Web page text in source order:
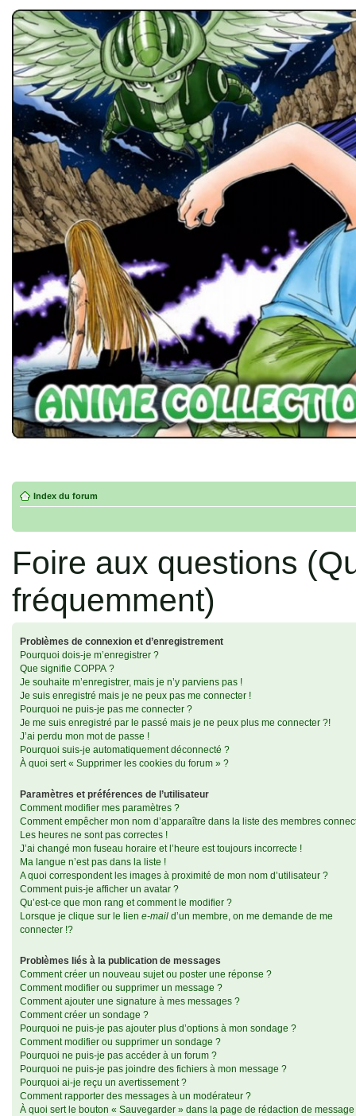
Index du forum
Foire aux questions
fréquemment)
Problèmes de connexion et d’enregistrement
Pourquoi dois-je m’enregistrer ?
Que signifie COPPA ?
Je souhaite m’enregistrer, mais je n’y parviens pas !
Je suis enregistré mais je ne peux pas me connecter !
Pourquoi ne puis-je pas me connecter ?
Je me suis enregistré par le passé mais je ne peux plus me connecter ?!
J’ai perdu mon mot de passe !
Pourquoi suis-je automatiquement déconnecté ?
À quoi sert « Supprimer les cookies du forum » ?
Paramètres et préférences de l’utilisateur
Comment modifier mes paramètres ?
Comment empêcher mon nom d’apparaître dans la liste des membres
Les heures ne sont pas correctes !
J’ai changé mon fuseau horaire et l’heure est toujours incorrecte !
Ma langue n’est pas dans la liste !
A quoi correspondent les images à proximité de mon nom d’utilisateur ?
Comment puis-je afficher un avatar ?
Qu’est-ce que mon rang et comment le modifier ?
Lorsque je clique sur le lien e-mail d’un membre, on me demande de me
connecter !?
Problèmes liés à la publication de messages
Comment créer un nouveau sujet ou poster une réponse ?
Comment modifier ou supprimer un message ?
Comment ajouter une signature à mes messages ?
Comment créer un sondage ?
Pourquoi ne puis-je pas ajouter plus d’options à mon sondage ?
Comment modifier ou supprimer un sondage ?
Pourquoi ne puis-je pas accéder à un forum ?
Pourquoi ne puis-je pas joindre des fichiers à mon message ?
Pourquoi ai-je reçu un avertissement ?
Comment rapporter des messages à un modérateur ?
À quoi sert le bouton « Sauvegarder » dans la page de rédaction de message